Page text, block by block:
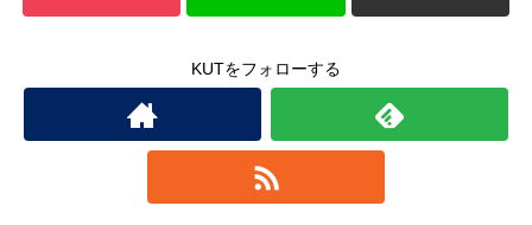
KUTをフォローする